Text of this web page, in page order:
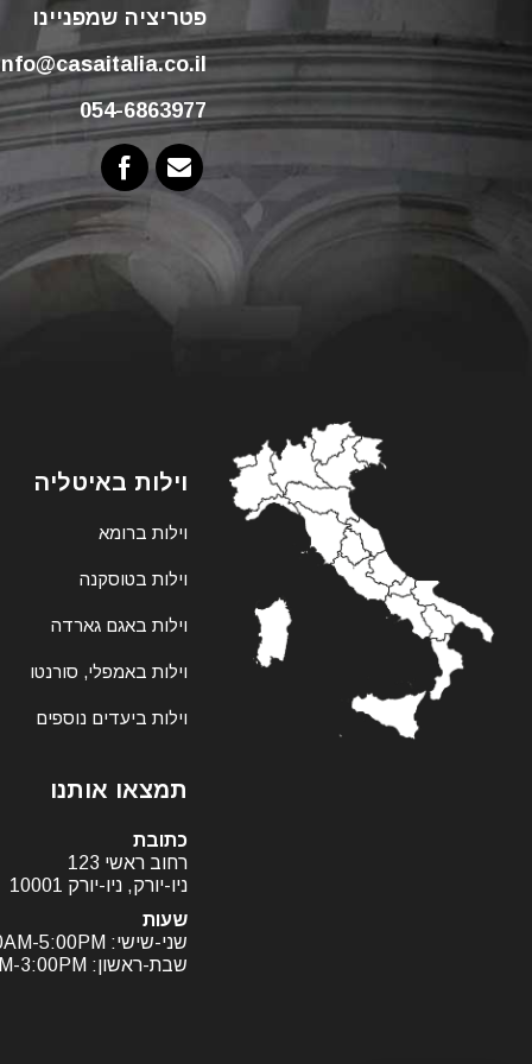
פטריציה שמפניינו
054-6863977
וילות באיטליה
וילות ברומא
וילות בטוסקנה
וילות באגם גארדה
וילות באמפלי, סורנטו
וילות ביעדים נוספים
תמצאו אותנו
כתובת
רחוב ראשי 123
ניו-יורק, ניו-יורק 10001
שעות
שני-שישי: 9:00AM-5:00PM
שבת-ראשון: 11:00AM-3:00PM